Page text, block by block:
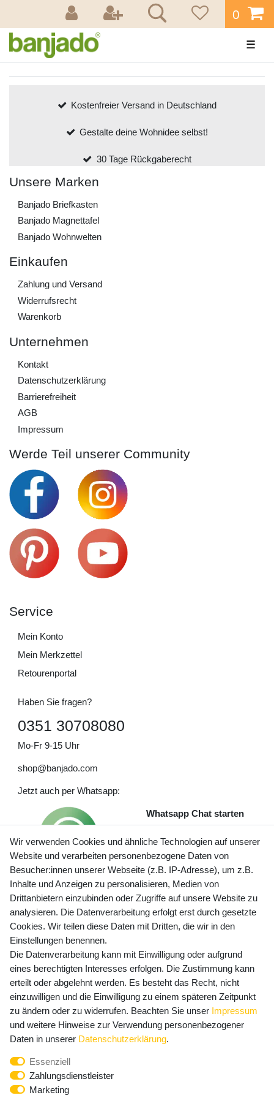
0
☰
Kostenfreier Versand in Deutschland
Gestalte deine Wohnidee selbst!
30 Tage Rückgaberecht
Unsere Marken
Banjado Briefkasten
Banjado Magnettafel
Banjado Wohnwelten
Einkaufen
Zahlung und Versand
Widerrufs­recht
Warenkorb
Unternehmen
Kontakt
Daten­schutz­erklärung
Barrierefreiheit
AGB
Impressum
Werde Teil unserer Community
Service
Mein Konto
Mein Merkzettel
Retourenportal
Haben Sie fragen?
0351 30708080
Mo-Fr 9-15 Uhr
shop@banjado.com
Jetzt auch per Whatsapp:
Whatsapp Chat starten
Preisangaben inkl. gesetzl. MwSt. und zzgl. Service- und
Versandkosten
Newsletter Anmeldung - Keine Angebote
mehr verpassen!
E-MAIL **
Newsletter
Honig
Hiermit bestätige ich, dass ich dieDaten­schutz­erklärung
widerrufen.**
Wir verwenden Cookies und ähnliche Technologien auf unserer
Website und verarbeiten personenbezogene Daten von
Besucher:innen unserer Webseite (z.B. IP-Adresse), um z.B.
Inhalte und Anzeigen zu personalisieren, Medien von
Drittanbietern einzubinden oder Zugriffe auf unsere Website zu
analysieren. Die Datenverarbeitung erfolgt erst durch gesetzte
Cookies. Wir teilen diese Daten mit Dritten, die wir in den
Einstellungen benennen.
Die Datenverarbeitung kann mit Einwilligung oder aufgrund
eines berechtigten Interesses erfolgen. Die Zustimmung kann
erteilt oder abgelehnt werden. Es besteht das Recht, nicht
einzuwilligen und die Einwilligung zu einem späteren Zeitpunkt
zu ändern oder zu widerrufen. Beachten Sie unser Impressum
und weitere Hinweise zur Verwendung personenbezogener
Daten in unserer Daten­schutz­erklärung.
Essenziell
Zahlungsdienstleister
Marketing